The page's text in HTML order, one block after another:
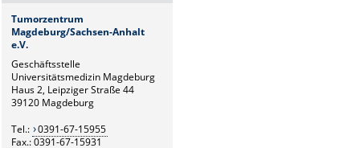
Tumorzentrum
Magdeburg/Sachsen-Anhalt
e.V.
Geschäftsstelle
Universitätsmedizin Magdeburg
Haus 2, Leipziger Straße 44
39120 Magdeburg
Tel.: 0391-67-15955
Fax.: 0391-67-15931